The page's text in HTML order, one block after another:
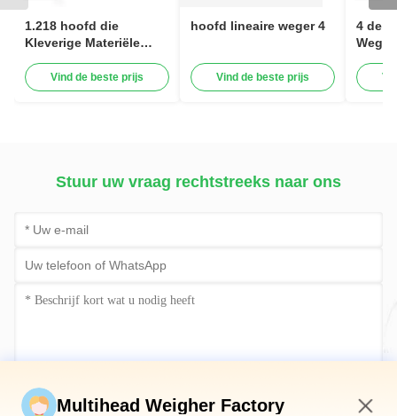
1.218 hoofd die
Kleverige Materiële
wegenVind de beste prijs
hoofd lineaire weger 4
Vind de beste prijs
4 de
Stuur uw vraag rechtstreeks naar ons
Stuur nu
Multihead Weigher Factory